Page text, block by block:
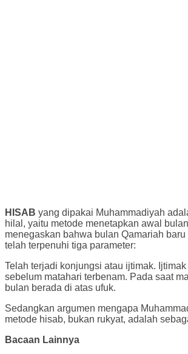
HISAB yang dipakai Muhammadiyah
hilal, yaitu metode menetapkan awal
menegaskan bahwa bulan Qamariah
telah terpenuhi tiga parameter:
Telah terjadi konjungsi atau ijtimak.
sebelum matahari terbenam. Pada saat
bulan berada di atas ufuk.
Sedangkan argumen mengapa
metode hisab, bukan rukyat, adalah
Bacaan Lainnya